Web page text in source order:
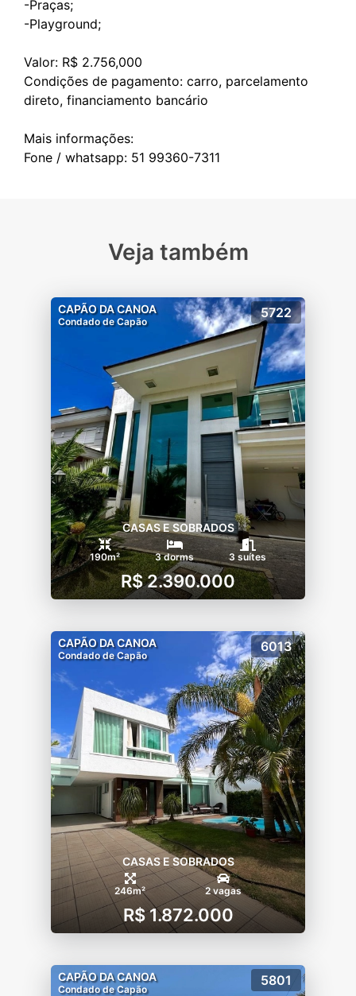
-Praças;
-Playground;
Valor: R$ 2.756,000
Condições de pagamento: carro, parcelamento
direto, financiamento bancário
Mais informações:
Veja também
CAPÃO DA CANOA
Condado de Capão
5722
CASAS E SOBRADOS
190m² 3 dorms 3 suítes
R$ 2.390.000
CAPÃO DA CANOA
Condado de Capão
6013
CASAS E SOBRADOS
246m² 2 vagas
R$ 1.872.000
CAPÃO DA CANOA
Condado de Capão
5801